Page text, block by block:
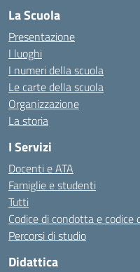
La Scuola
Presentazione
I luoghi
I numeri della scuola
Le carte della scuola
Organizzazione
La storia
I Servizi
Docenti e ATA
Famiglie e studenti
Tutti
Codice di condotta e
Percorsi di studio
Didattica